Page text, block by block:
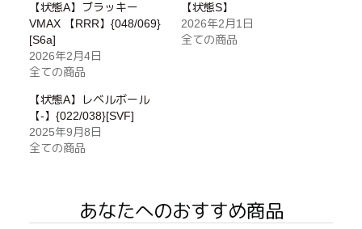
【状態A】ブラッキー
VMAX 【RRR】{048/069}
[S6a]
2026年2月4日
全ての商品
【状態S】
2026年2月1日
全ての商品
【状態A】レベルボール
【-】{022/038}[SVF]
2025年9月8日
全ての商品
あなたへのおすすめ商品